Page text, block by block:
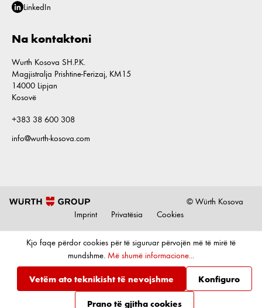
LinkedIn
Na kontaktoni
Wurth Kosova SH.P.K.
Magjistralja Prishtine-Ferizaj, KM15
14000 Lipjan
Kosovë
+383 38 600 308
info@wurth-kosova.com
© Würth Kosova
Imprint
Privatësia Cookies
Kjo faqe përdor cookies për të siguruar përvojën më të mirë të
mundshme. Më shumë informacione...
Vetëm ato teknikisht të nevojshme Konfiguro
Prano të gjitha cookies